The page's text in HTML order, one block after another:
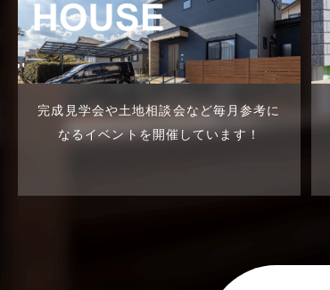
完成見学会や土地相談会など毎月参考に
なるイベントを開催しています！